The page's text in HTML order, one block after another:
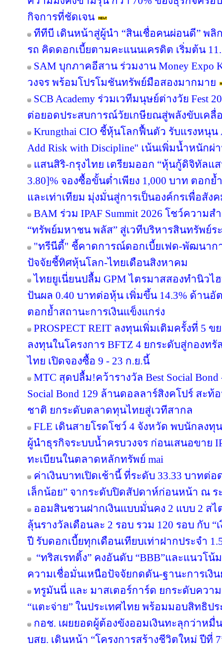
กิจการที่ชัดเจน
ทีทีบี เดินหน้าสู่ผู้นำ “สินเชื่อคนผ่อนดี” พลิ
รถ คิดดอกเบี้ยตามคะแนนเครดิต เริ่มต้น
SAM บุกภาคอีสาน ร่วมงาน Money Expo
วงจร พร้อมโปรโมชันทรัพย์มือสองมากมาย
SCB Academy ร่วมเวทีมนุษย์ต่างวัย Fest
ต่อยอดประสบการณ์วัยเกษียณสู่พลังขับเคลื่
Krungthai CIO ชี้หุ้นโลกฟื้นตัว รับแรงหนุน
Add Risk with Discipline" เน้นเพิ่มน้ำหนักผ่
แสนสิริ-กรุงไทย เตรียมออก “หุ้นกู้ดิจิทัลแ
3.80]% จองซื้อขั้นต่ำเพียง 1,000 บาท ตอก
และเท่าเทียม มุ่งมั่นสู่การเป็นองค์กรเพื่อสัง
BAM ร่วม IPAF Summit 2026 โชว์ความส
“ทรัพย์มหาชน พลัส” สู่เวทีบริหารสินทรัพย์ร
"ทรีนีตี้" ชี้คาดการณ์ดอกเบี้ยเฟด-พัฒนาก
ปัจจัยชี้ทิศหุ้นโลก-ไทยเดือนสิงหาคม
ไทยยูเนี่ยนปลื้ม GPM ไตรมาสสองทำนิวไ
ปันผล 0.40 บาทต่อหุ้น เพิ่มขึ้น 14.3% ด้านอั
ตอกย้ำสถานะการเงินแข็งแกร่ง
PROSPECT REIT ลงทุนเพิ่มเติมครั้งที่ 5
ลงทุนในโครงการ BFTZ 4 ยกระดับสู่กองท
ไทย เปิดจองซื้อ 9 - 23 ก.ย.นี้
MTC สุดปลื้ม!คว้ารางวัล Best Social
Social Bond 129 ล้านดอลลาร์สิงคโปร์ สะ
ชาติ ยกระดับตลาดทุนไทยสู่เวทีสากล
FLE เดินสายโรดโชว์ 4 จังหวัด พบนักลง
ผู้นำธุรกิจระบบน้ำครบวงจร ก่อนเสนอขาย
ทะเบียนในตลาดหลักทรัพย์ mai
ค่าเงินบาทเปิดเช้านี้ ที่ระดับ 33.33 บาทต่
เล็กน้อย” จากระดับปิดสัปดาห์ก่อนหน้า ณ ร
ออมสินชวนฝากเงินแบบมั่นคง 2 แบบ 2 สไ
ลุ้นรางวัลเดือนละ 2 รอบ รวม 120 รอบ กับ
ปี รับดอกเบี้ยทุกเดือนเทียบเท่าฝากประจำ
“ทริสเรทติ้ง” คงอันดับ “BBB”และแนวโน้
ความเชื่อมั่นเหนือปัจจัยกดดัน-ฐานะการเงิน
ทรูมันนี่ และ มาสเตอร์การ์ด ยกระดับควา
“แตะจ่าย” ในประเทศไทย พร้อมมอบสิทธิป
กอช. เผยยอดผู้ต้องขังออมเงินทะลุกว่าห
บสย. เดินหน้า “โครงการสร้างชีวิตใหม่ ปีที่